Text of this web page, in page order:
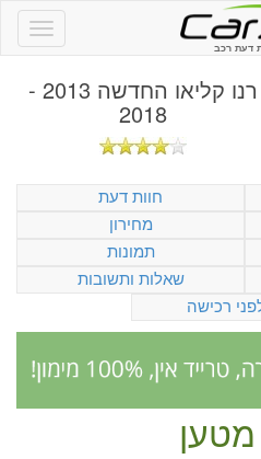
דעת רכב
רנו קליאו החדשה 2013 -
2018
חוות דעת
מחירון
תמונות
שאלות ותשובות
רכישה